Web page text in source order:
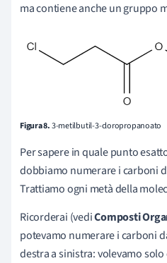
ma contiene anche un gruppo
Figura 8.3-metilbutil-3-cloropropanoato
Per sapere in quale punto
dobbiamo numerare i carboni
Trattiamo ogni metà della
Ricorderai (vediComposti
potevamo numerare i carboni
destra a sinistra: volevamo